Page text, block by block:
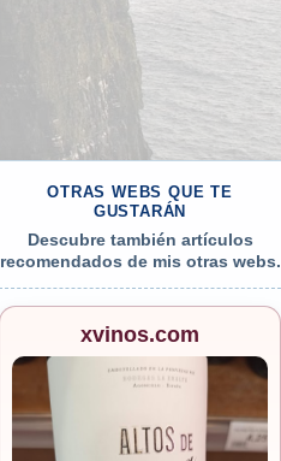
OTRAS WEBS QUE TE
GUSTARÁN
Descubre también artículos
recomendados de mis otras webs.
xvinos.com